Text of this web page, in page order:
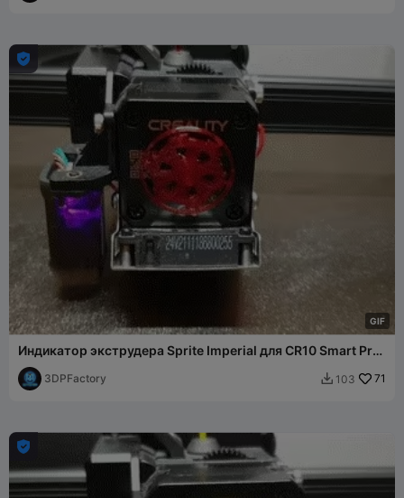
GIF

Индикатор экструдера Sprite Imperial для CR10 Smart Pro
Ender S1 3
3DPFactory  103 71
